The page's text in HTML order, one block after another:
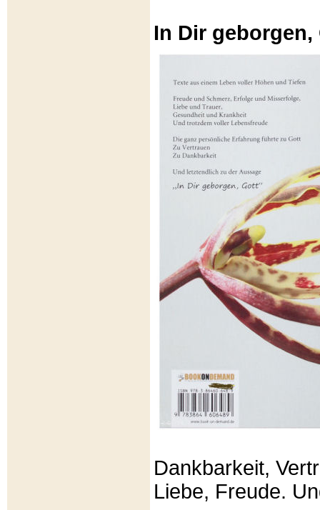
In Dir geborgen,
Dankbarkeit,
Liebe, Freude.